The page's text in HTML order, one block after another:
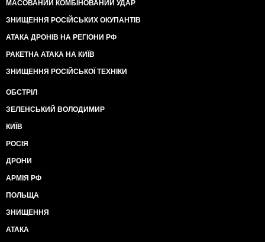
МАСОВАНИЙ КОМБІНОВАНИЙ УДАР
ЗНИЩЕННЯ РОСІЙСЬКИХ ОКУПАНТІВ
АТАКА ДРОНІВ НА РЕГІОНИ РФ
РАКЕТНА АТАКА НА КИЇВ
ЗНИЩЕННЯ РОСІЙСЬКОЇ ТЕХНІКИ
ОБСТРІЛ
ЗЕЛЕНСЬКИЙ ВОЛОДИМИР
КИЇВ
РОСІЯ
ДРОНИ
АРМІЯ РФ
ПОЛЬЩА
ЗНИЩЕННЯ
АТАКА